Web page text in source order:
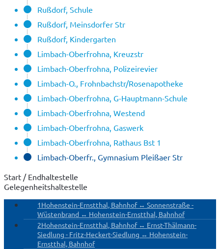
Rußdorf, Schule
Rußdorf, Meinsdorfer Str
Rußdorf, Kindergarten
Limbach-Oberfrohna, Kreuzstr
Limbach-Oberfrohna, Polizeirevier
Limbach-O., Frohnbachstr/Rosenapotheke
Limbach-Oberfrohna, G-Hauptmann-Schule
Limbach-Oberfrohna, Westend
Limbach-Oberfrohna, Gaswerk
Limbach-Oberfrohna, Rathaus Bst 1
Limbach-Oberfr., Gymnasium Pleißaer Str
Start / Endhaltestelle
Gelegenheitshaltestelle
1Hohenstein-Ernstthal, Bahnhof ↔ Sonnenstraße -
Wüstenbrand ↔ Hohenstein-Ernstthal, Bahnhof
2Hohenstein-Ernstthal, Bahnhof ↔ Ernst-Thälmann-
Siedlung - Fritz-Heckert-Siedlung ↔ Hohenstein-
Ernstthal, Bahnhof